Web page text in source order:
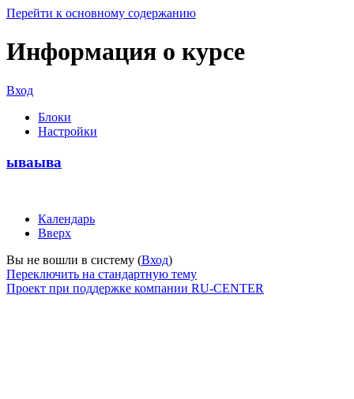
Перейти к основному содержанию
Информация о курсе
Вход
Блоки
Настройки
ываыва
Календарь
Вверх
Вы не вошли в систему (Вход)
Переключить на стандартную тему
Проект при поддержке компании RU-CENTER